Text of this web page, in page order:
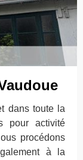
dans toute la
pour activité
procédons
à la